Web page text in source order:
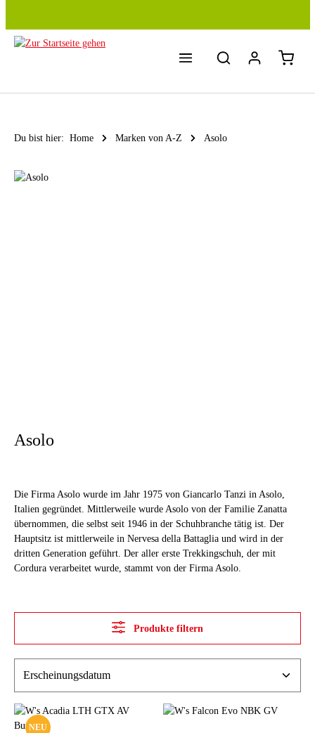
Du bist hier: Home Marken von A-Z Asolo
Asolo
Die Firma Asolo wurde im Jahr 1975 von Giancarlo Tanzi in Asolo,
Italien gegründet. Mittlerweile wurde Asolo von der Familie Zanatta
übernommen, die selbst seit 1946 in der Schuhbranche tätig ist. Der
Hauptsitz ist mittlerweile in Nervesa della Battaglia und wird in der
dritten Generation geführt. Der aller erste Trekkingschuh, der mit
Cordura verarbeitet wurde, stammt von der Firma Asolo.
Produkte filtern
NEU